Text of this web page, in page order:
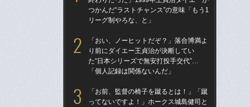
つかんだ“ラストチャンス”の意味「もう1
リーグ制やろな、と」
「おい、ノーヒットだぞ？」落合博満よ
り前にダイエー王貞治が決断してい
た“日本シリーズで無安打投手交代”…
「個人記録は関係ないんだ」
「お前、監督の椅子を蹴るとは！」「蹴
ってないですよ！」ホークス城島健司と